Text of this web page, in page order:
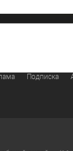
Подписка